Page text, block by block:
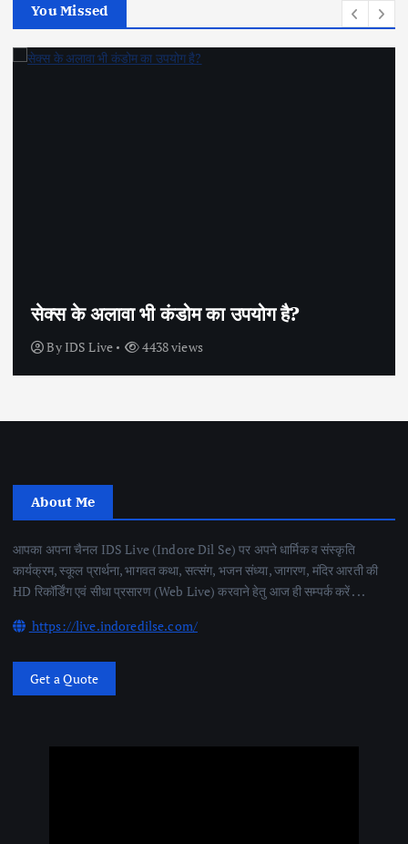
You Missed
सेक्स के अलावा भी कंडोम का उपयोग है?
By IDS Live 4438 views
About Me
आपका अपना चैनल IDS Live (Indore Dil Se) पर अपने धार्मिक व संस्कृति
कार्यक्रम, स्कूल प्रार्थना, भागवत कथा, सत्संग, भजन संध्या, जागरण, मंदिर आरती की
HD रिकॉर्डिंग एवं सीधा प्रसारण (Web Live) करवाने हेतु आज ही सम्पर्क करें . . .
https://live.indoredilse.com/
Get a Quote